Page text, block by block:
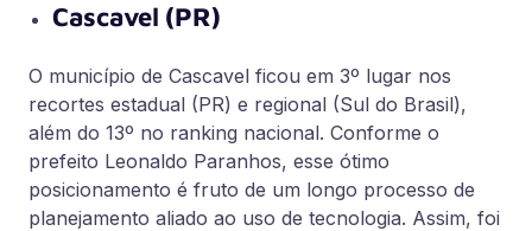
Cascavel (PR)
O município de Cascavel ficou em 3º lugar nos
recortes estadual (PR) e regional (Sul do Brasil),
além do 13º no ranking nacional. Conforme o
prefeito Leonaldo Paranhos, esse ótimo
posicionamento é fruto de um longo processo de
planejamento aliado ao uso de tecnologia. Assim, foi